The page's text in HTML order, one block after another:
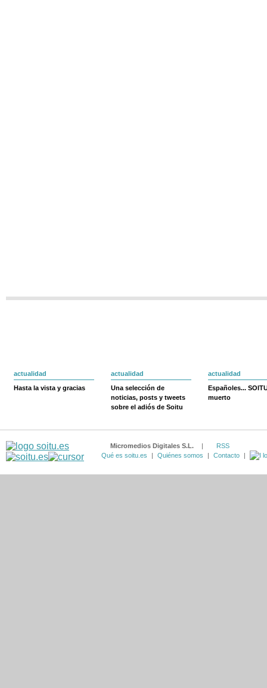
actualidad
Hasta la vista y gracias
actualidad
Una selección de
noticias, posts y tweets
sobre el adiós de Soitu
actualidad
Españoles...
muerto
Micromedios Digitales S.L. |
RSS
Qué es soitu.es
| Quiénes somos | Contacto |